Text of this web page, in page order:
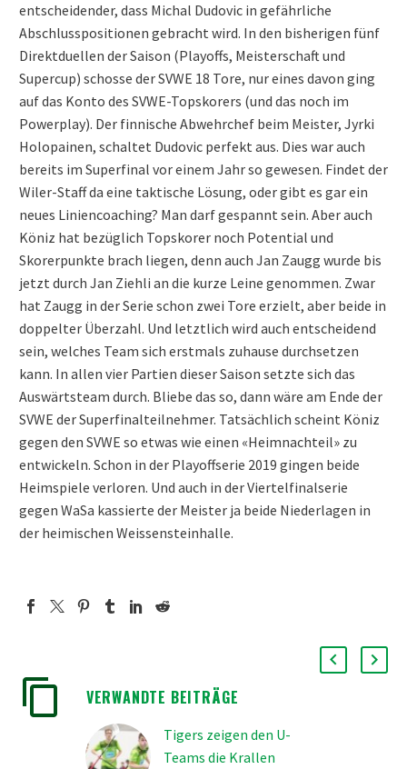
entscheidender, dass Michal Dudovic in gefährliche
Abschlusspositionen gebracht wird. In den bisherigen fünf
Direktduellen der Saison (Playoffs, Meisterschaft und
Supercup) schosse der SVWE 18 Tore, nur eines davon ging
auf das Konto des SVWE-Topskorers (und das noch im
Powerplay). Der finnische Abwehrchef beim Meister, Jyrki
Holopainen, schaltet Dudovic perfekt aus. Dies war auch
bereits im Superfinal vor einem Jahr so gewesen. Findet der
Wiler-Staff da eine taktische Lösung, oder gibt es gar ein
neues Liniencoaching? Man darf gespannt sein. Aber auch
Köniz hat bezüglich Topskorer noch Potential und
Skorerpunkte brach liegen, denn auch Jan Zaugg wurde bis
jetzt durch Jan Ziehli an die kurze Leine genommen. Zwar
hat Zaugg in der Serie schon zwei Tore erzielt, aber beide in
doppelter Überzahl. Und letztlich wird auch entscheidend
sein, welches Team sich erstmals zuhause durchsetzen
kann. In allen vier Partien dieser Saison setzte sich das
Auswärtsteam durch. Bliebe das so, dann wäre am Ende der
SVWE der Superfinalteilnehmer. Tatsächlich scheint Köniz
gegen den SVWE so etwas wie einen «Heimnachteil» zu
entwickeln. Schon in der Playoffserie 2019 gingen beide
Heimspiele verloren. Und auch in der Viertelfinalserie
gegen WaSa kassierte der Meister ja beide Niederlagen in
der heimischen Weissensteinhalle.
VERWANDTE BEITRÄGE
Tigers zeigen den U-
Teams die Krallen